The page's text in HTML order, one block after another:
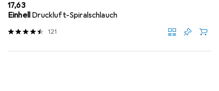
EUR
17,63
Einhell Druckluft-Spiralschlauch
121